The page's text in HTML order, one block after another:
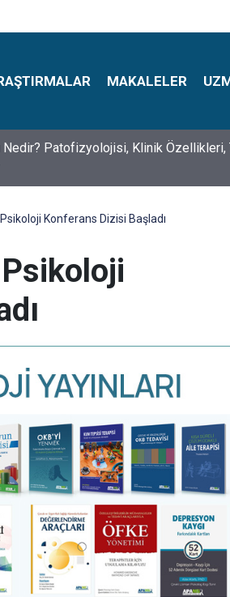
MAKALELER
Günü Nasıl Ortaya Çıktı? 10 Mayıs
Konferans Dizisi Başladı